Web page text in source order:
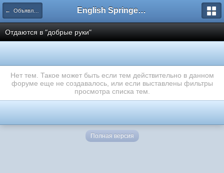
← Объявления English Springer Spaniel Club
Отдаются в "добрые руки"
Нет тем. Такое может быть если тем действительно в данном
форуме еще не создавалось, или если выставлены фильтры
просмотра списка тем.
Полная версия